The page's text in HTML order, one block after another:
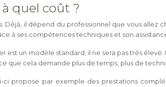
quel coût ?
il dépend du professionnel que vous allez
à ses compétences techniques et son
un modèle standard, il ne sera pas très élevé.
que cela demande plus de temps, plus de
ci propose par exemple des prestations